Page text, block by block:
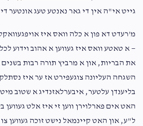
Elimelech Shlomo Schwartz
גייט אי"ה אין די גאר נאנטע טעג אונטער
מ'רעדט דא פון א כלה וואס איז
— א טאטע וואס איז געווען א אהוב וידוע
את הבריות, און א מרביץ תורה רבות
השגחה העליונה צוגעפירט אז ער איז
האט אים פארלוירן ווען זי איז אלט געווען
ל"ע, און האט קיינמאל נישט זוכה געווען